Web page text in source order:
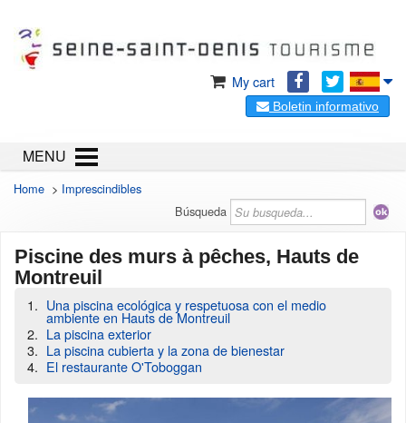
My cart
Boletin informativo
MENU
Home > Imprescindibles
Búsqueda
Piscine des murs à pêches, Hauts de
Montreuil
Una piscina ecológica y respetuosa con el medio
ambiente en Hauts de Montreuil
La piscina exterior
La piscina cubierta y la zona de bienestar
El restaurante O'Toboggan